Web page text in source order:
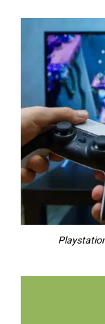
Playstation